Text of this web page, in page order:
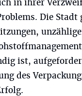
in ihrer
Die Stadt
ist,
des